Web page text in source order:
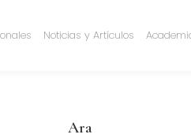
Noticias y Artículos
Ara